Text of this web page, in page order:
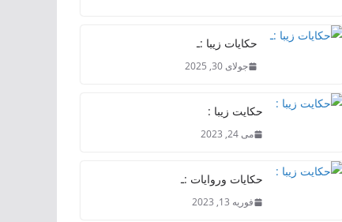
حکایات زیبا :ـ
جولای 30, 2025
حکایت زیبا :
می 24, 2023
حکایات وروایات :ـ
فوریه 13, 2023